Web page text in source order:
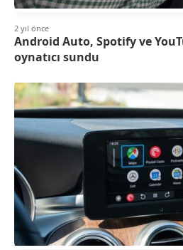
2 yıl önce
Android Auto, Spotify ve
oynatıcı sundu